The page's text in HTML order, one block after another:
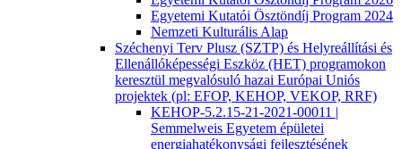
Egyetemi Kutatói Ösztöndíj Program 2024
Nemzeti Kulturális Alap
Széchenyi Terv Plusz (SZTP) és Helyreállítási és
Ellenállóképességi Eszköz (HET) programokon
keresztül megvalósuló hazai Európai Uniós
projektek (pl: EFOP, KEHOP, VEKOP, RRF)
KEHOP-5.2.15-21-2021-00011 |
Semmelweis Egyetem épületei
energiahatékonysági fejlesztésének